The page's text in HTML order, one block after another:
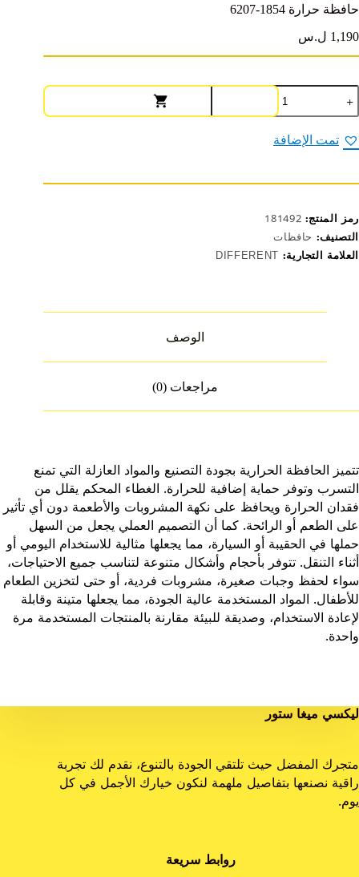
حافظة حرارة 1854-6207
1,190 ل.س
كمية
حافظة
حرارة
6207
تمت الإضافة
رمز المنتج: 181492
التصنيف: حافظات
العلامة التجارية: DIFFERENT
الوصف
مراجعات (0)
تتميز الحافظة الحرارية بجودة التصنيع والمواد العازلة التي تمنع
التسرب وتوفر حماية إضافية للحرارة. الغطاء المحكم يقلل من
فقدان الحرارة ويحافظ على نكهة المشروبات والأطعمة دون أي تأثير
على الطعم أو الرائحة. كما أن التصميم العملي يجعل من السهل
حملها في الحقيبة أو السيارة، مما يجعلها مثالية للاستخدام اليومي أو
أثناء التنقل. تتوفر بأحجام وأشكال متنوعة لتناسب جميع الاحتياجات،
سواء لحفظ وجبات صغيرة، مشروبات فردية، أو حتى لتخزين الطعام
للأطفال. المواد المستخدمة عالية الجودة، مما يجعلها متينة وقابلة
لإعادة الاستخدام، وصديقة للبيئة مقارنة بالمنتجات المستخدمة مرة
واحدة.
ليكسي ميغا ستور
متجرك المفضل حيث تلتقي الجودة بالتنوع، نقدم لك تجربة
راقية نصنعها بتفاصيل ملهمة لنكون خيارك الأجمل في كل
يوم.
روابط سريعة